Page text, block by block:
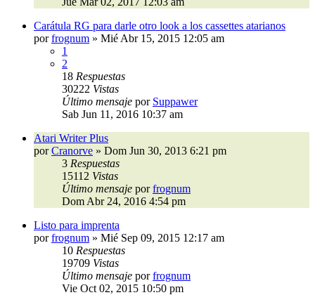
Carátula RG para darle otro look a los cassettes atarianos
porfrognum » Mié Abr 15, 2015 12:05 am
1
2
18 Respuestas
30222 Vistas
Último mensaje por Suppawer
Sab Jun 11, 2016 10:37 am
Atari Writer Plus
porCranorve » Dom Jun 30, 2013 6:21 pm
3 Respuestas
15112 Vistas
Último mensaje porfrognum
Dom Abr 24, 2016 4:54 pm
Listo para imprenta
porfrognum » Mié Sep 09, 2015 12:17 am
10 Respuestas
19709 Vistas
Último mensaje porfrognum
Vie Oct 02, 2015 10:50 pm